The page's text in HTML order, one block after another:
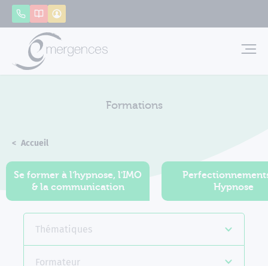
AppelerCatalogue
Formations
Accueil
Se former à l'hypnose, l'IMO
& la communication
Hypnose
Thématiques
Formateur
Panneau de gestion des cookies